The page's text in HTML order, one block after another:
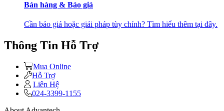
Bán hàng & Báo giá
Cần báo giá hoặc giải pháp tùy chỉnh? Tìm hiểu thêm tại đây.
Thông Tin Hỗ Trợ
Mua Online
Hỗ Trợ
Liên Hệ
024-3399-1155